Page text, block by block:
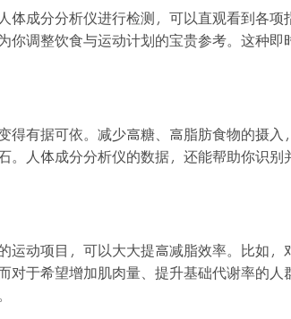
体成分分析仪进行检测，可以直观看到各
你调整饮食与运动计划的宝贵参考。这种
得有据可依。减少高糖、高脂肪食物的摄
。人体成分分析仪的数据，还能帮助你识
运动项目，可以大大提高减脂效率。比如
对于希望增加肌肉量、提升基础代谢率的